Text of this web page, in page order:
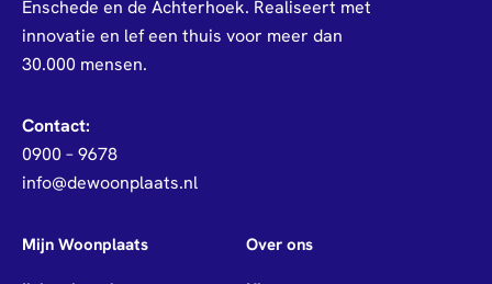
Enschede en de Achterhoek. Realiseert met
innovatie en lef een thuis voor meer dan
30.000 mensen.
Contact:
0900 – 9678
info@dewoonplaats.nl
Mijn Woonplaats Over ons